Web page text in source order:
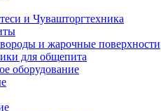
и Чувашторгтехника
и жарочные поверхности
для общепита
оборудование